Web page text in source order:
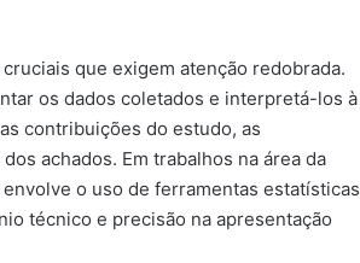
que exigem atenção redobrada.
os dados coletados e interpretá-los à
contribuições do estudo, as
achados. Em trabalhos na área da
o uso de ferramentas estatísticas
técnico e precisão na apresentação